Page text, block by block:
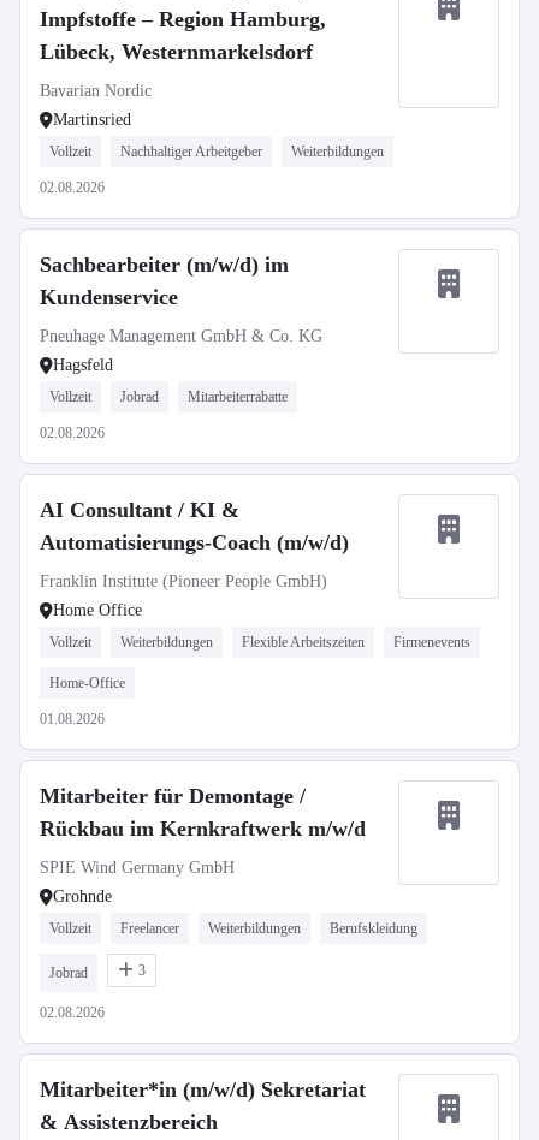
Impfstoffe – Region Hamburg,
Lübeck, Westernmarkelsdorf
Bavarian Nordic
Martinsried
Vollzeit Nachhaltiger Arbeitgeber Weiterbildungen
02.08.2026
Sachbearbeiter (m/w/d) im
Kundenservice
Pneuhage Management GmbH & Co. KG
Hagsfeld
Vollzeit Jobrad Mitarbeiterrabatte
02.08.2026
AI Consultant / KI &
Automatisierungs-Coach (m/w/d)
Franklin Institute (Pioneer People GmbH)
Home Office
Vollzeit Weiterbildungen Flexible Arbeitszeiten Firmenevents
Home-Office
01.08.2026
Mitarbeiter für Demontage /
Rückbau im Kernkraftwerk m/w/d
SPIE Wind Germany GmbH
Grohnde
Vollzeit Freelancer Weiterbildungen Berufskleidung
Jobrad 3
02.08.2026
Mitarbeiter*in (m/w/d) Sekretariat
& Assistenzbereich